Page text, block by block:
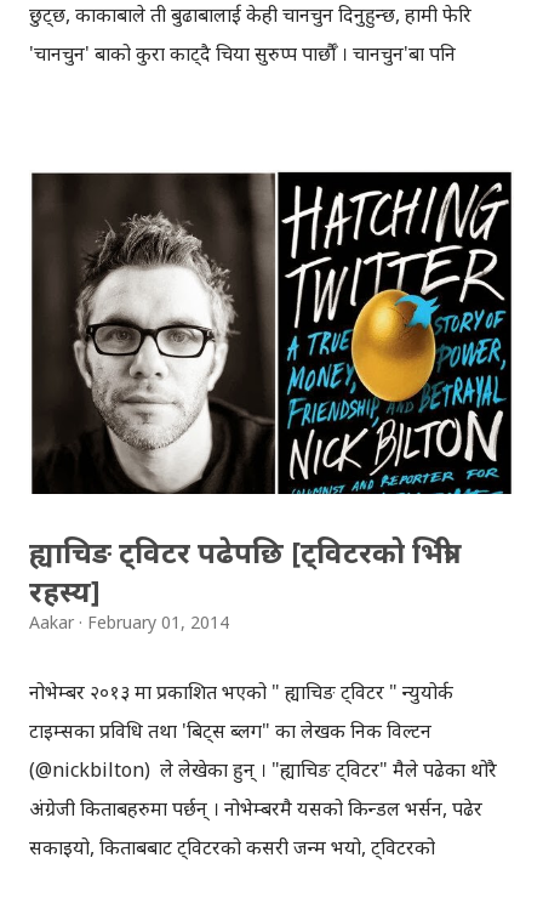
छुट्छ, काकाबाले ती बुढाबालाई केही चानचुन दिनुहुन्छ, हामी फेरि
'चानचुन' बाको कुरा काट्दै चिया सुरुप्प पार्छौँ । चानचुन'बा पनि
पावर हाउसबाट पोखरी जाने उकालो सिँढि चढ्दै गर्दा केही अघि तिनै
बूढाबा भेट भएका थिए । ती बूढाबा ओरालो झर्दैथिए, हामी उकालो
चढ्दै थियौँ । ३ घन्टा घाममा सेकिँदै हिँडेका हामीलाई भोक लागिसकेको
थियो, काकाबाले ती बूढाबालाई सोध्नुभयो, “यता खाने ठाउँ कता छ?” ।
ती बूढाबाले हातले ईशारा गर्दै, 'एउटा उ तल छ, एउटा यता घर माथि छ'
भने । चित्तबुझ्दो जवाफ नभेटेकोले उनका कुरा एउटा कानले सुनेर अर्को
कानले उडाइदियौँ । १० – १२ वटा खुड्किलो के चढिएको थियो, ती
बूढाबाले घरपछाडी भनेर ईशारा गरेको घरको पछाडी देखियो, भोज
भतेरको लागि धमाधम पकाउ...
ह्याचिङ ट्विटर पढेपछि [ट्विटरको भित्री
रहस्य]
Aakar February 01, 2014
नोभेम्बर २०१३ मा प्रकाशित भएको " ह्याचिङ ट्विटर " न्युयोर्क
टाइम्सका प्रविधि तथा 'बिट्स ब्लग" का लेखक निक विल्टन
(@nickbilton) ले लेखेका हुन् । "ह्याचिङ ट्विटर" मैले पढेका थोरै
अंग्रेजी किताबहरुमा पर्छन् । नोभेम्बरमै यसको किन्डल भर्सन, पढेर
सकाइयो, किताबबाट ट्विटरको कसरी जन्म भयो, ट्विटरको